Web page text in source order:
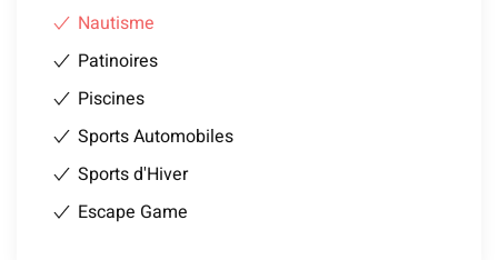
Nautisme
Patinoires
Piscines
Sports Automobiles
Sports d'Hiver
Escape Game